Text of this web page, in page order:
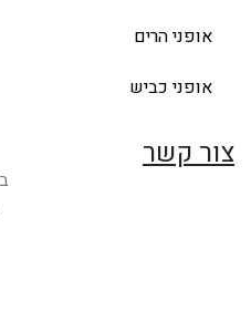
אופני הרים
אופני כביש
צור קשר